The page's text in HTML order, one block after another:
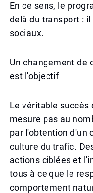
En ce sens, le
delà du transport :
sociaux.
Un changement de
est l'objectif
Le véritable succès
mesure pas au
par l'obtention d'un
culture du trafic.
actions ciblées et
tous à ce que le
comportement